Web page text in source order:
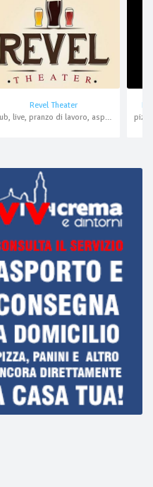
Revel Theater
pub, live, pranzo di lavoro, asporto, domicilio